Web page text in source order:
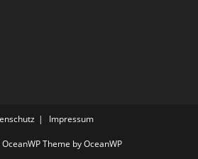
Impressum
Theme by OceanWP